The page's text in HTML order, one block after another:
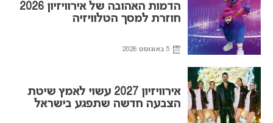
הדמות האהובה של אירוויזיון 2026
חוזרת למסך הטלוויזיה
5 באוגוסט 2026
אירוויזיון 2027 עשוי לאמץ שיטת
הצבעה חדשה שתפגע בישראל